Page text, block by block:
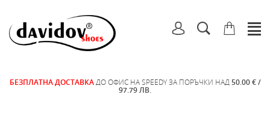
БЕЗПЛАТНА ДОСТАВКА ДО ОФИС НА SPEEDY ЗА ПОРЪЧКИ НАД 50.00 € /
97.79 ЛВ.